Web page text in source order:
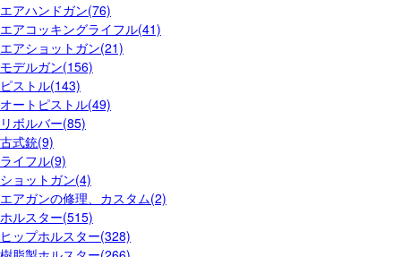
エアハンドガン(76)
エアコッキングライフル(41)
エアショットガン(21)
モデルガン(156)
ピストル(143)
オートピストル(49)
リボルバー(85)
古式銃(9)
ライフル(9)
ショットガン(4)
エアガンの修理、カスタム(2)
ホルスター(515)
ヒップホルスター(328)